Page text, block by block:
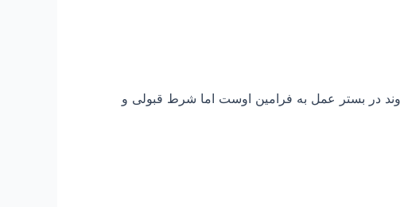
در بستر عمل به فرامین اوست اما شرط قبولی و